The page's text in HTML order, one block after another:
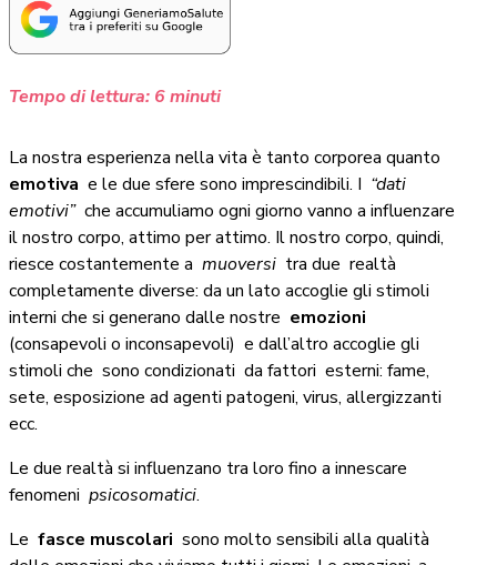
Tempo di lettura: 6minuti
La nostra esperienza nella vita è tanto corporea quanto
emotiva e le due sfere sono imprescindibili. I “dati
emotivi” che accumuliamo ogni giorno vanno a influenzare
il nostro corpo, attimo per attimo. Il nostro corpo, quindi,
riesce costantemente a muoversi tra due realtà
completamente diverse: da un lato accoglie gli stimoli
interni che si generano dalle nostre emozioni
(consapevoli o inconsapevoli) e dall’altro accoglie gli
stimoli che sono condizionati da fattori esterni: fame,
sete, esposizione ad agenti patogeni, virus, allergizzanti
ecc.
Le due realtà si influenzano tra loro fino a innescare
fenomeni psicosomatici.
Le fasce muscolari sono molto sensibili alla qualità